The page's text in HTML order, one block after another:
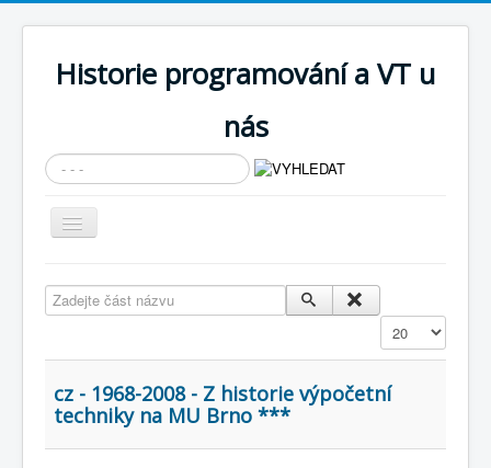
Historie programování a VT u
nás
Vyhledávání...
Přepnout
navigaci
Cíle expozice
Současnost SW a IT
KNIHOVNA
Zadejte část názvu
Zobrazit
cz - 1968-2008 - Z historie výpočetní
techniky na MU Brno ***